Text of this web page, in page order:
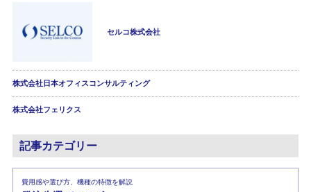
セルコ株式会社
株式会社日本オフィスコンサルティング
株式会社フェリクス
記事カテゴリー
費用感や選び方、機種の特徴を解説